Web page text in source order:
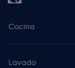
Cocina
Lavado